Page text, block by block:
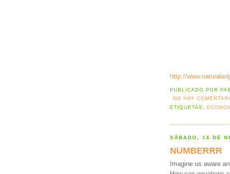
http://
PUBLICADO POR
NO HAY
ETIQUETAS:
SÁBADO, 14 DE
NUMBERRR
Imagine us aware